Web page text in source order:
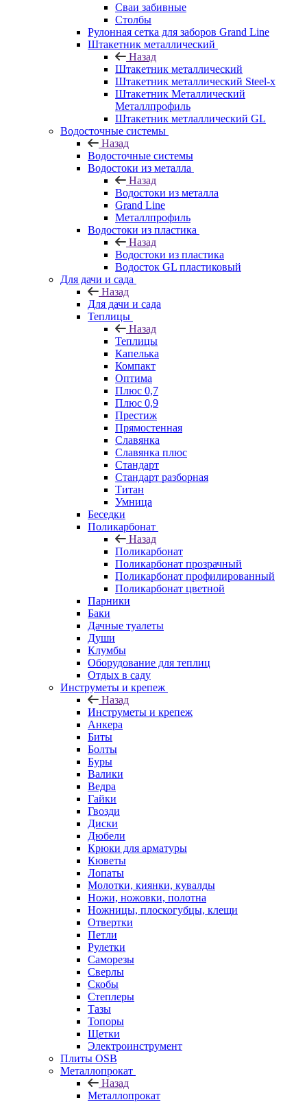
Сваи забивные
Столбы
Рулонная сетка для заборов Grand Line
Штакетник металлический
Назад
Штакетник металлический
Штакетник металлический Steel-x
Штакетник Металлический
Металлпрофиль
Штакетник метлаллический GL
Водосточные системы
Назад
Водосточные системы
Водостоки из металла
Назад
Водостоки из металла
Grand Line
Металлпрофиль
Водостоки из пластика
Назад
Водостоки из пластика
Водосток GL пластиковый
Для дачи и сада
Назад
Для дачи и сада
Теплицы
Назад
Теплицы
Капелька
Компакт
Оптима
Плюс 0,7
Плюс 0,9
Престиж
Прямостенная
Славянка
Славянка плюс
Стандарт
Стандарт разборная
Титан
Умница
Беседки
Поликарбонат
Назад
Поликарбонат
Поликарбонат прозрачный
Поликарбонат профилированный
Поликарбонат цветной
Парники
Баки
Дачные туалеты
Души
Клумбы
Оборудование для теплиц
Отдых в саду
Инструметы и крепеж
Назад
Инструметы и крепеж
Анкера
Биты
Болты
Буры
Валики
Ведра
Гайки
Гвозди
Диски
Дюбели
Крюки для арматуры
Кюветы
Лопаты
Молотки, киянки, кувалды
Ножи, ножовки, полотна
Ножницы, плоскогубцы, клещи
Отвертки
Петли
Рулетки
Саморезы
Сверлы
Скобы
Степлеры
Тазы
Топоры
Щетки
Электроинструмент
Плиты OSB
Металлопрокат
Назад
Металлопрокат